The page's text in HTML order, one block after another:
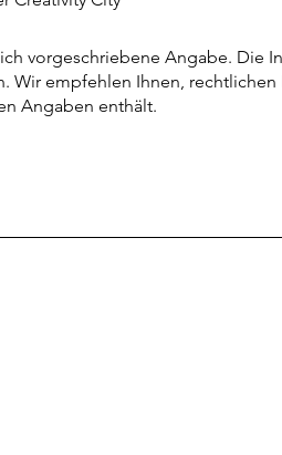
vorgeschriebene Angabe. Die
Wir empfehlen Ihnen,
Angaben enthält.